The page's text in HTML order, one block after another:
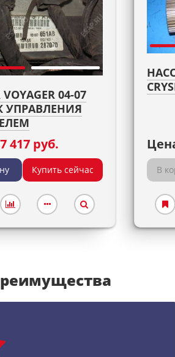
VOYAGER 04-07
УПРАВЛЕНИЯ
417 руб.
Купить сейчас В